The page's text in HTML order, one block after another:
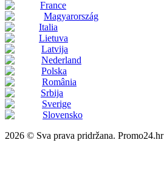
France
Magyarország
Italia
Lietuva
Latvija
Nederland
Polska
România
Srbija
Sverige
Slovensko
2026 © Sva prava pridržana. Promo24.hr